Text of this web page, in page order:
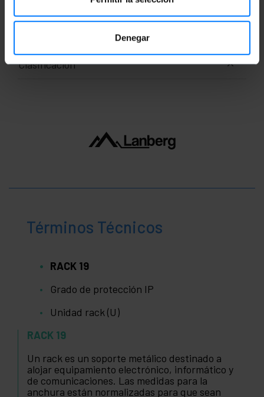
Denegar
Ficha de producto 1
Clasificación
Términos Técnicos
RACK 19
Grado de protección IP
Unidad rack (U)
RACK 19
Un rack es un soporte metálico destinado a
alojar equipamiento electrónico, informático y
de comunicaciones. Las medidas para la
anchura están normalizadas para que sean